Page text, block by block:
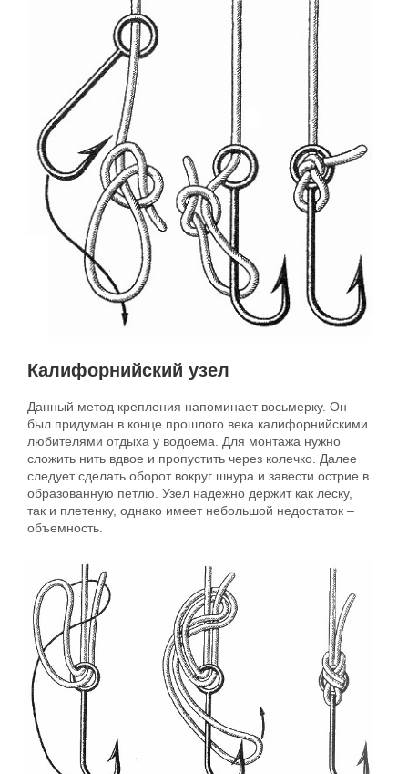
Калифорнийский узел
Данный метод крепления напоминает восьмерку. Он
был придуман в конце прошлого века калифорнийскими
любителями отдыха у водоема. Для монтажа нужно
сложить нить вдвое и пропустить через колечко. Далее
следует сделать оборот вокруг шнура и завести острие в
образованную петлю. Узел надежно держит как леску,
так и плетенку, однако имеет небольшой недостаток –
объемность.